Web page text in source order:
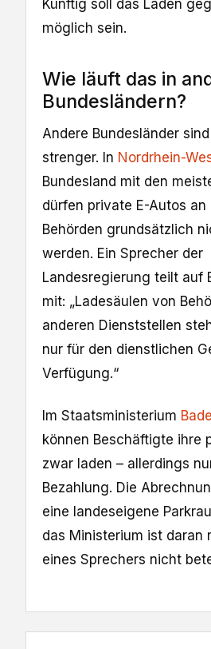
Künftig soll das Laden
möglich sein.
Wie läuft das in
Bundesländern?
Andere Bundesländer
strenger. In Nordrhein-
Bundesland mit den
dürfen private E-Autos an
Behörden grundsätzlich
werden. Ein Sprecher der
Landesregierung teilt auf
mit: „Ladesäulen von
anderen Dienststellen
nur für den dienstlichen
Verfügung.“
Im Staatsministerium
können Beschäftigte ihre
zwar laden – allerdings
Bezahlung. Die
eine landeseigene
das Ministerium ist daran
eines Sprechers nicht